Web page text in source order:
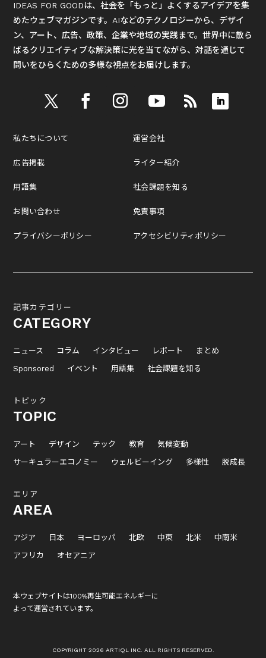
IDEAS FOR GOODは、社会を「もっと」よくするアイデアを集
めたウェブマガジンです。AIなどのテクノロジーから、デザイ
ン、アート、広告、政策、企業や地域の実践まで。世界中に散ら
ばるクリエイティブな解決策に光を当てながら、対話を通じて
問いをひらくための多様な視点をお届けします。
私たちについて
広告掲載
用語集
お問い合わせ
プライバシーポリシー
運営会社
ライター紹介
社会課題を知る
免責事項
アクセシビリティポリシー
記事カテゴリー
CATEGORY
ニュース コラム インタビュー レポート
まとめ
Sponsored
イベント 用語集 社会課題を知る
トピック
TOPIC
アート デザイン テック 教育
気候変動
サーキュラーエコノミー
ウェルビーイング 多様性 脱成長
エリア
AREA
アジア 日本 ヨーロッパ 北欧 中東 北米
中南米
アフリカ
オセアニア
本ウェブサイトは100%再生可能エネルギーに
よって運営されています。
COPYRIGHT 2026 ARTIQL INC. ALL RIGHTS RESERVED.